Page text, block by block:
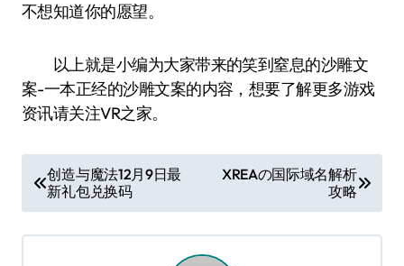
不想知道你的愿望。
以上就是小编为大家带来的笑到窒息的沙雕文
案-一本正经的沙雕文案的内容，想要了解更多游戏
资讯请关注VR之家。
章
导
创造与魔法12月9日最
新礼包兑换码
XREAの国际域名解析
攻略